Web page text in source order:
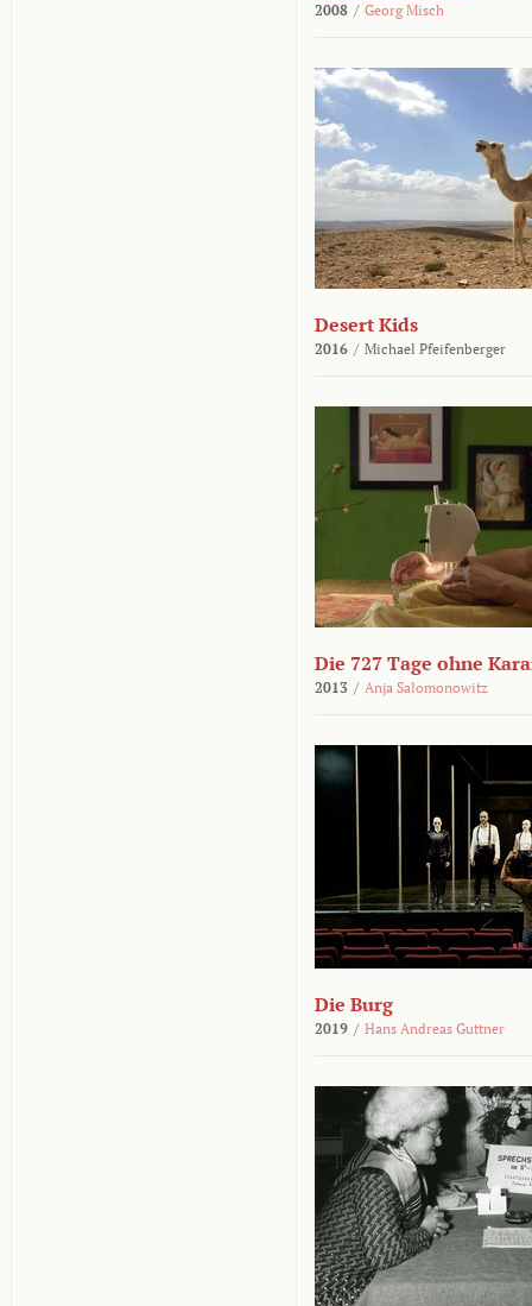
2008 / Georg Misch
Desert Kids
2016 / Michael Pfeifenberger
Die 727 Tage ohne
2013 / Anja Salomonowitz
Die Burg
2019 / Hans Andreas Guttner